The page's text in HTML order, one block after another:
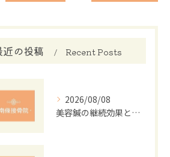
近の投稿 Recent Posts
2026/08/08
美容鍼の継続効果と肌質改善メカニズム